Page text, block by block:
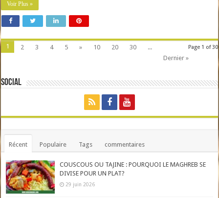
Voir Plus »
Page 1 of 30
1 2 3 4 5 » 10 20 30
...
Dernier »
Social
Récent Populaire Tags commentaires
COUSCOUS OU TAJINE : POURQUOI LE MAGHREB SE
DIVISE POUR UN PLAT?
29 juin 2026